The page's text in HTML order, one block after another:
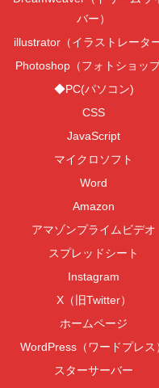
バー）
illustrator（イラストレーター
Photoshop（フォトショップ
◆PC(パソコン)
CSS
JavaScript
マイクロソフト
Word
Amazon
アマゾンプライムビデオ
スプレッドシート
Instagram
X（旧Twitter）
ホームページ
WordPress（ワードプレス
スターサーバー